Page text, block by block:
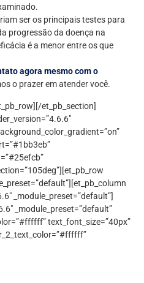
ser os principais testes para
progressão da doença na
é a menor entre os que
agora mesmo com o
o prazer em atender você.
et_pb_section]
_module_preset=”default”]
_module_preset=”default”
text_font_size=”40px”